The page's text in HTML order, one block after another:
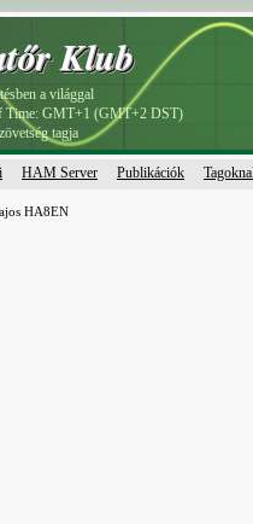
Klub
Klub
a világgal
GMT+1 (GMT+2 DST)
tagja
HAM Server Publikációk
HA8EN